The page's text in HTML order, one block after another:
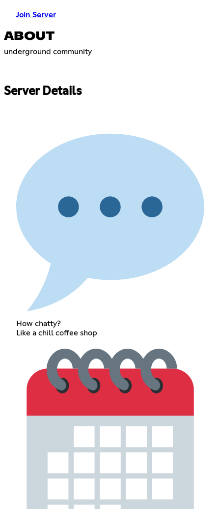
Join Server
ABOUT
underground community ‎ ‎ ‎ ‎ ‎ ‎ ‎ ‎ ‎ ‎ ‎ ‎ ‎ ‎ ‎ ‎ ‎ ‎ ‎ ‎ ‎ ‎ ‎ ‎ ‎ ‎ ‎ ‎‎ ‎ ‎ ‎ ‎ ‎ ‎ ‎ ‎ ‎ ‎ ‎ ‎ ‎ ‎ ‎ ‎ ‎ ‎ ‎ ‎ ‎‎ ‎ ‎ ‎ ‎ ‎ ‎ ‎ ‎ ‎ ‎ ‎ ‎ ‎ ‎
Server Details
How chatty?
Like a chill coffee shop